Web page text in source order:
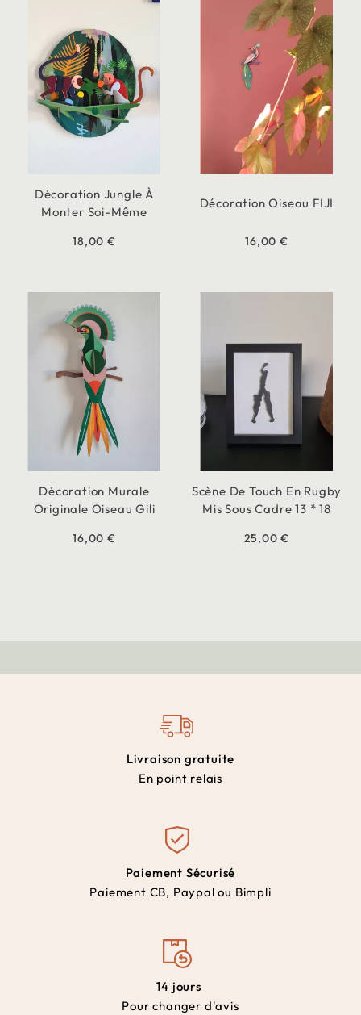
Décoration Jungle À
Monter Soi-Même
18,00 €
Décoration Oiseau FIJI
16,00 €
Décoration Murale
Originale Oiseau Gili
16,00 €
Scène De Touch En Rugby
Mis Sous Cadre 13 * 18
25,00 €
Livraison gratuite
En point relais
Paiement Sécurisé
Paiement CB, Paypal ou Bimpli
14 jours
Pour changer d'avis